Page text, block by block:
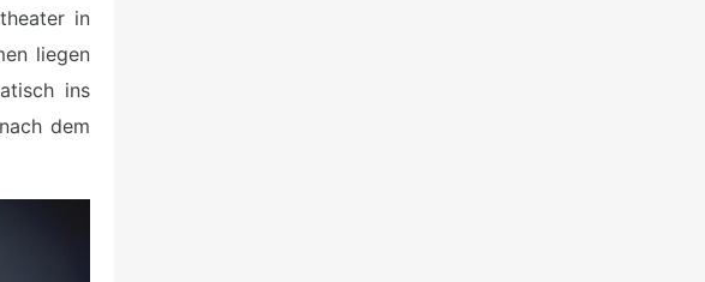
in
liegen
ins
dem